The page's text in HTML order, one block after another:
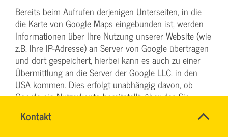
Kontakt
DENISE
Name*
Bereits beim Aufrufen derjenigen Unterseiten, in die
die Karte von Google Maps eingebunden ist, werden
Informationen über Ihre Nutzung unserer Website (wie
z.B. Ihre IP-Adresse) an Server von Google übertragen
und dort gespeichert, hierbei kann es auch zu einer
Übermittlung an die Server der Google LLC. in den
USA kommen. Dies erfolgt unabhängig davon, ob
Google ein Nutzerkonto bereitstellt, über das Sie
eingeloggt sind oder ob ein Nutzerkonto besteht.
Wenn Sie bei Google eingeloggt sind, werden Ihre